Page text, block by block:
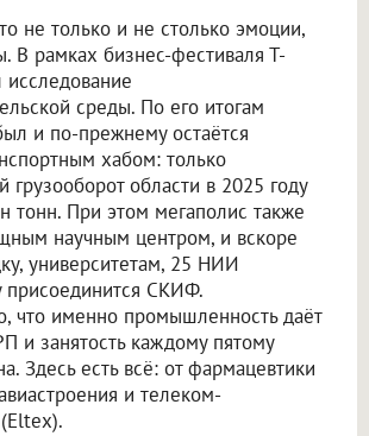
не только и не столько эмоции,
В рамках бизнес-фестиваля Т-
среды. По его итогам
и по-прежнему остаётся
хабом: только
грузооборот области в 2025 году
тонн. При этом мегаполис также
научным центром, и вскоре
университетам, 25 НИИ
присоединится СКИФ.
что именно промышленность даёт
и занятость каждому пятому
Здесь есть всё: от фармацевтики
и телеком-